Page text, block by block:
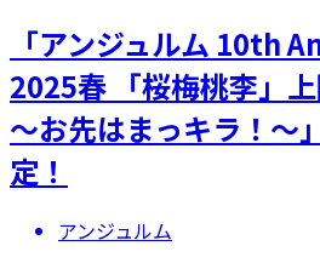
「アンジュルム 10th
2025春 「桜梅桃李」
～お先はまっキラ！～
定！
アンジュルム